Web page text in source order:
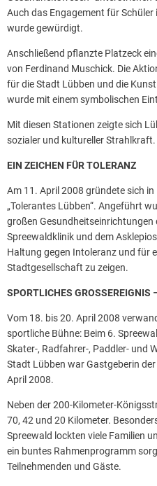
Auch das Engagement für
wurde gewürdigt.
Anschließend pflanzte Platzeck
von Ferdinand Muschick. Die
für die Stadt Lübben und die
wurde mit einem symbolischen
Mit diesen Stationen zeigte sich
sozialer und kultureller Strahlkraft.
EIN ZEICHEN FÜR TOLERANZ
Am 11. April 2008 gründete sich
„Tolerantes Lübben“. Angeführt
großen Gesundheitseinrichtungen
Spreewaldklinik und dem
Haltung gegen Intoleranz und für
Stadtgesellschaft zu zeigen.
SPORTLICHES GROSSEREIGNIS
Vom 18. bis 20. April 2008
sportliche Bühne: Beim 6.
Skater-, Radfahrer-, Paddler- und
Stadt Lübben war Gastgeberin
April 2008.
Neben der 200-Kilometer-
70, 42 und 20 Kilometer.
Spreewald lockten viele Familien
ein buntes Rahmenprogramm
Teilnehmenden und Gäste.